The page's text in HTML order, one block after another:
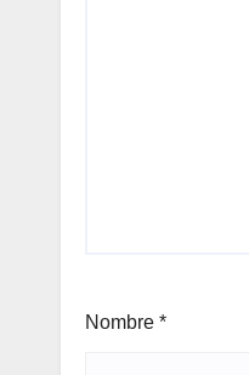
Nombre *